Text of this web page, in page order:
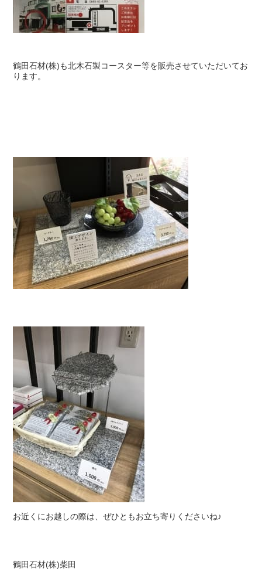
鶴田石材(株)も北木石製コースター等を販売させていただいてお
ります。
お近くにお越しの際は、ぜひともお立ち寄りくださいね♪
鶴田石材(株)柴田